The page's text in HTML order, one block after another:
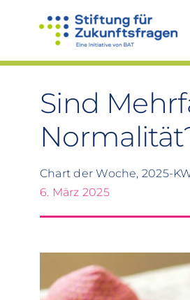
Sind
Chart der Woche, 2025-
6. März 2025